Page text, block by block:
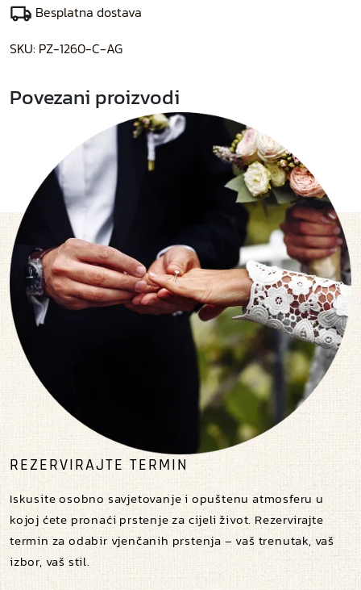
Besplatna dostava
SKU: PZ-1260-C-AG
Povezani proizvodi
REZERVIRAJTE TERMIN
Iskusite osobno savjetovanje i opuštenu atmosferu u
kojoj ćete pronaći prstenje za cijeli život. Rezervirajte
termin za odabir vjenčanih prstenja – vaš trenutak, vaš
izbor, vaš stil.